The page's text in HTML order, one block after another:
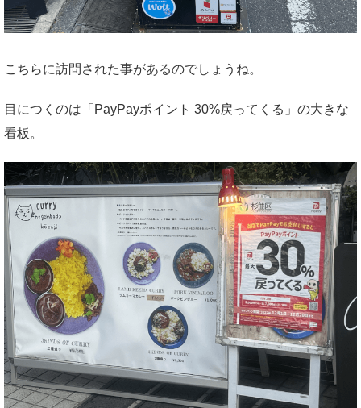
こちらに訪問された事があるのでしょうね。
目につくのは「PayPayポイント 30%戻ってくる」の大きな
看板。